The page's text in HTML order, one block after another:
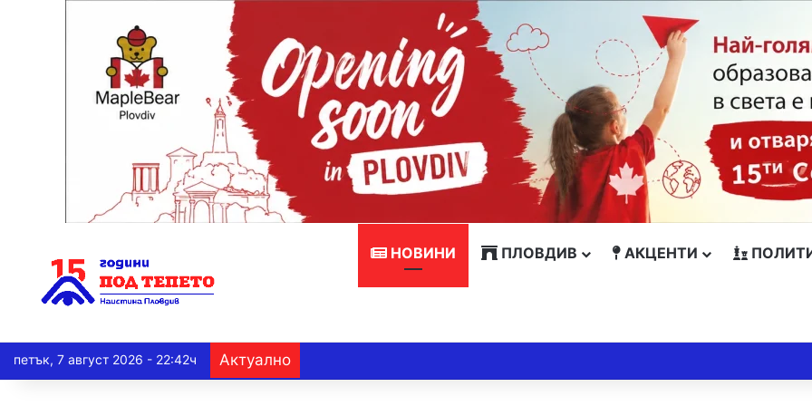
НОВИНИ ПЛОВДИВ АКЦЕНТИ
петък, 7 август 2026 - 22:42ч Актуално